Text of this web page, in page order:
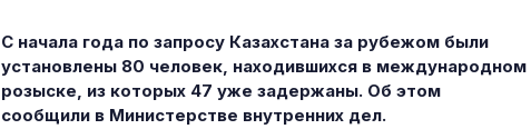
С начала года по запросу Казахстана за рубежом были
установлены 80 человек, находившихся в международном
розыске, из которых 47 уже задержаны. Об этом
сообщили в Министерстве внутренних дел.